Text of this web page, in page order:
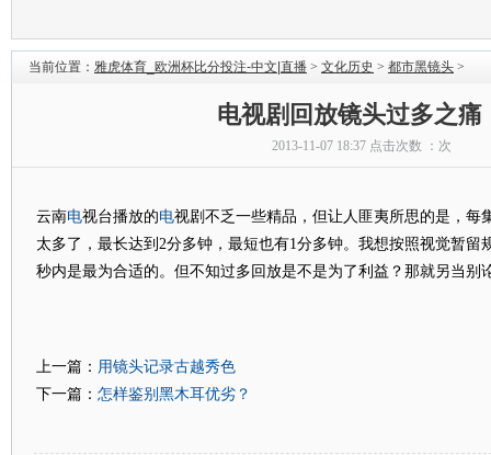
当前位置： 雅虎体育_欧洲杯比分投注-中文|直播 > 文化历史 > 都市黑镜头 >
电视剧回放镜头过多之痛
2013-11-07 18:37 点击次数 ： 次
云南电视台播放的电视剧不乏一些精品，但让人匪夷所思的是，每
太多了，最长达到2分多钟，最短也有1分多钟。我想按照视觉暂留
秒内是最为合适的。但不知过多回放是不是为了利益？那就另当别
上一篇： 用镜头记录古越秀色
下一篇： 怎样鉴别黑木耳优劣？